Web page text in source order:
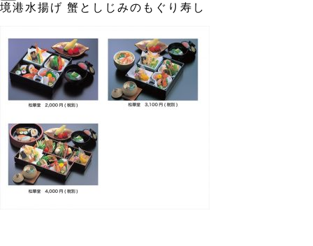
境港水揚げ 蟹としじみのもぐり寿し